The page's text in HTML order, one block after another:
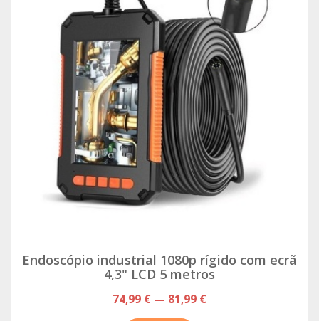
Endoscópio industrial 1080p rígido com ecrã
4,3" LCD 5 metros
74,99 € — 81,99 €